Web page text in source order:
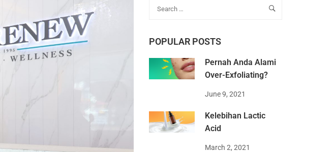
POPULAR POSTS
Pernah Anda Alami
Over-Exfoliating?
June 9, 2021
Kelebihan Lactic
Acid
March 2, 2021